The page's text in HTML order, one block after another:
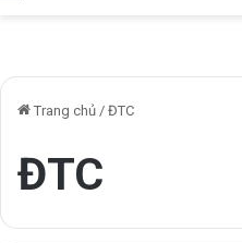
Trang chủ / ĐTC
ĐTC